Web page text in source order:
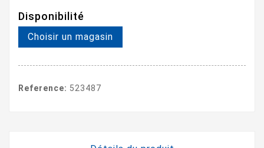
Disponibilité
Choisir un magasin
Reference: 523487